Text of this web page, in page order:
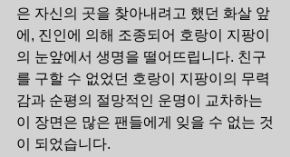
은 자신의 곳을 찾아내려고 했던 화살 앞
에, 진인에 의해 조종되어 호랑이 지팡이
의 눈앞에서 생명을 떨어뜨립니다. 친구
를 구할 수 없었던 호랑이 지팡이의 무력
감과 순평의 절망적인 운명이 교차하는
이 장면은 많은 팬들에게 잊을 수 없는 것
이 되었습니다.